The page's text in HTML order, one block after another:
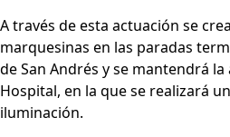
A través de esta actuación se
marquesinas en las paradas
de San Andrés y se mantendrá
Hospital, en la que se realizará
iluminación.